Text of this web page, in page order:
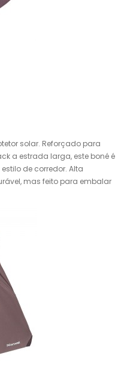
solar. Reforçado para
a estrada larga, este boné é
de corredor. Alta
mas feito para embalar